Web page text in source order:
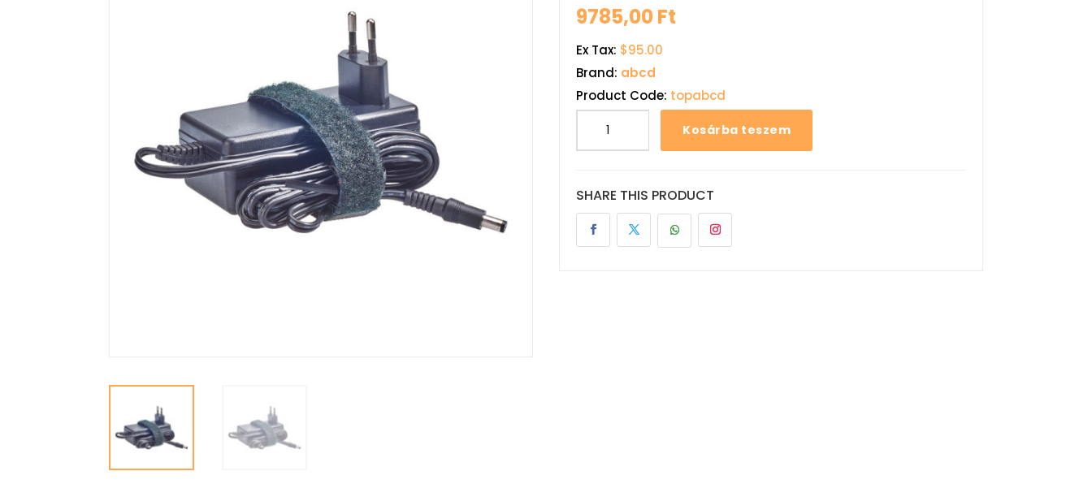
9785,00Ft
Ex Tax: $95.00
Brand: abcd
Product Code: topabcd
Kosárba teszem
SHARE THIS PRODUCT